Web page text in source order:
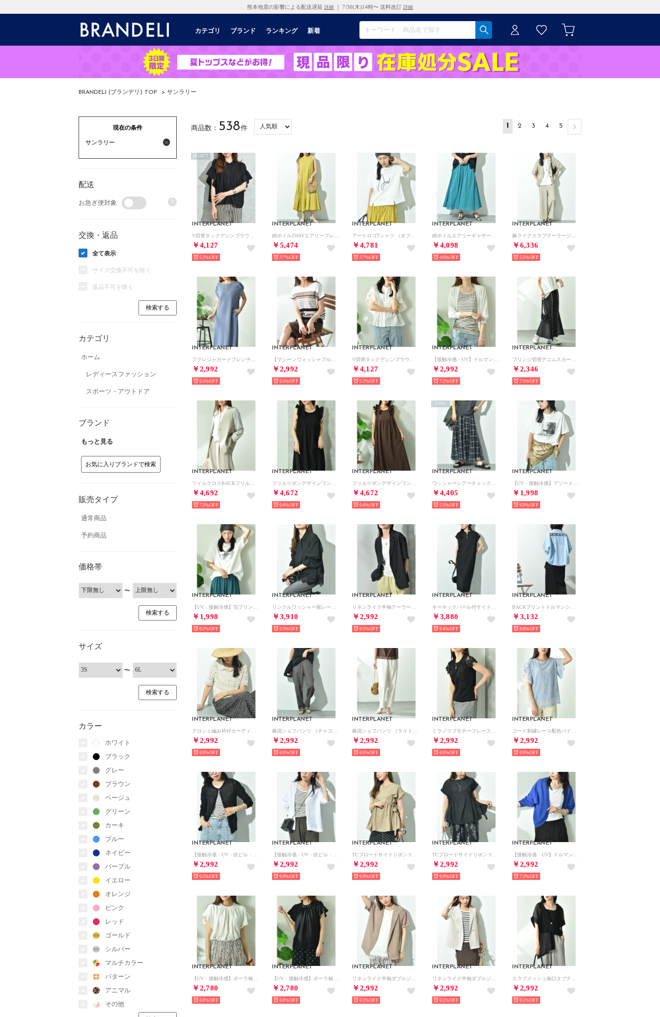
熊本地震の影響による配送遅延 詳細 ｜ 7/30(木)14時〜 送料改訂 詳細
カテゴリ ブランド ランキング 新着
BRANDELI (ブランデリ) TOP > サンラリー
現在の条件
サンラリー
配送
お急ぎ便対象 ?
交換・返品
全て表示
サイズ交換不可を除く
返品不可を除く
カテゴリ
ホーム
レディースファッション
スポーツ・アウトドア
ブランド
もっと見る
お気に入りブランドで検索
販売タイプ
通常商品
予約商品
価格帯
〜
サイズ
〜
カラー
ホワイト
ブラック
グレー
ブラウン
ベージュ
グリーン
カーキ
ブルー
ネイビー
パープル
イエロー
オレンジ
ピンク
レッド
ゴールド
シルバー
マルチカラー
パターン
アニマル
その他
商品数： 538件 1 2 3 4 5
INTERPLANET
￥4,127
SELECT
52%
INTERPLANET
￥5,474
37%
INTERPLANET
￥4,781
37%
INTERPLANET
￥4,098
46%
INTERPLANET
￥6,336
55%
INTERPLANET
￥2,992
65%
INTERPLANET
￥2,992
65%
INTERPLANET
￥4,127
52%
INTERPLANET
￥2,992
72%
INTERPLANET
￥2,346
73%
INTERPLANET
￥4,692
73%
INTERPLANET
￥4,672
64%
INTERPLANET
￥4,672
64%
INTERPLANET
￥4,405
NEW
55%
INTERPLANET
￥1,998
69%
INTERPLANET
￥1,998
62%
INTERPLANET
￥3,910
55%
INTERPLANET
￥2,992
65%
INTERPLANET
￥3,880
64%
INTERPLANET
￥3,132
68%
INTERPLANET
￥2,992
60%
INTERPLANET
￥2,992
60%
INTERPLANET
￥2,992
60%
INTERPLANET
￥2,992
60%
INTERPLANET
￥2,992
69%
INTERPLANET
￥2,992
65%
INTERPLANET
￥2,992
69%
INTERPLANET
￥2,992
69%
INTERPLANET
￥2,992
69%
INTERPLANET
￥2,992
72%
INTERPLANET
￥2,780
68%
INTERPLANET
￥2,780
68%
INTERPLANET
￥2,992
65%
INTERPLANET
￥2,992
65%
INTERPLANET
￥2,992
65%